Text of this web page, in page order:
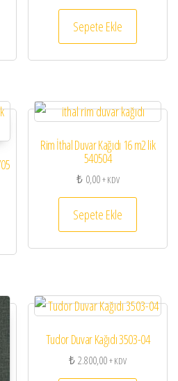
Sepete Ekle
Rim İthal Duvar Kağıdı 16 m2 lik
540504
₺0,00+ KDV
Sepete Ekle
Tudor Duvar Kağıdı 3503-04
₺2.800,00+ KDV